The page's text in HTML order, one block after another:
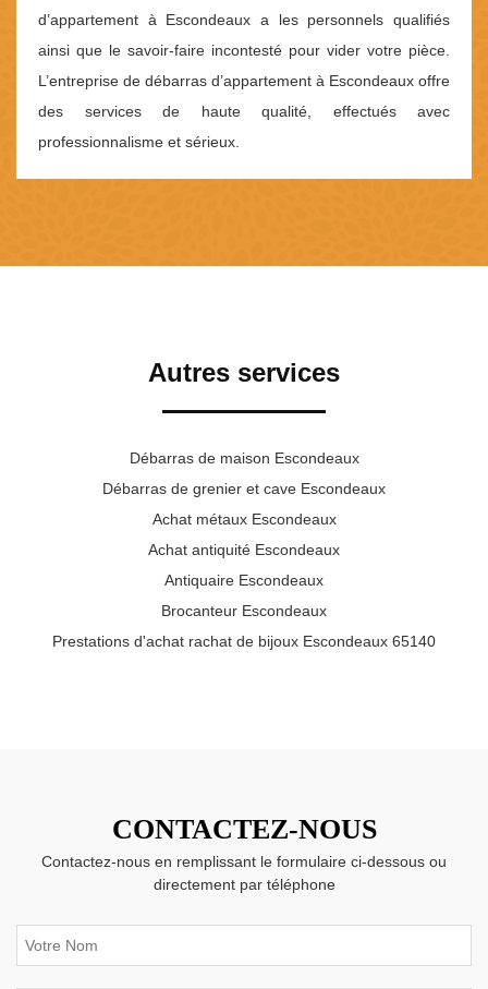
d’appartement à Escondeaux a les personnels qualifiés
ainsi que le savoir-faire incontesté pour vider votre pièce.
L’entreprise de débarras d’appartement à Escondeaux offre
des services de haute qualité, effectués avec
professionnalisme et sérieux.
Autres services
Débarras de maison Escondeaux
Débarras de grenier et cave Escondeaux
Achat métaux Escondeaux
Achat antiquité Escondeaux
Antiquaire Escondeaux
Brocanteur Escondeaux
Prestations d'achat rachat de bijoux Escondeaux 65140
CONTACTEZ-NOUS
Contactez-nous en remplissant le formulaire ci-dessous ou
directement par téléphone